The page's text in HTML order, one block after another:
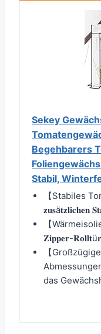
Sekey
Begehbarers
Stabil,
【Stabiles
𝐳𝐮𝐬ä𝐭𝐳𝐥𝐢𝐜𝐡𝐞𝐧
【
𝐙𝐢𝐩𝐩𝐞𝐫-
【
das